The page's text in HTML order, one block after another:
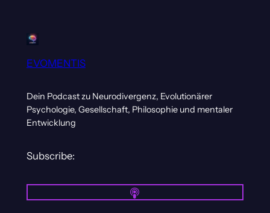
EVOMENTIS
Dein Podcast zu Neurodivergenz, Evolutionärer
Psychologie, Gesellschaft, Philosophie und mentaler
Entwicklung
Subscribe: